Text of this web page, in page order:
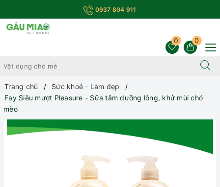
0937 804 911
0
0
Trang chủ
Sức khoẻ - Làm đẹp
Fay Siêu mượt Pleasure - Sữa tắm dưỡng lông, khử mùi chó
mèo